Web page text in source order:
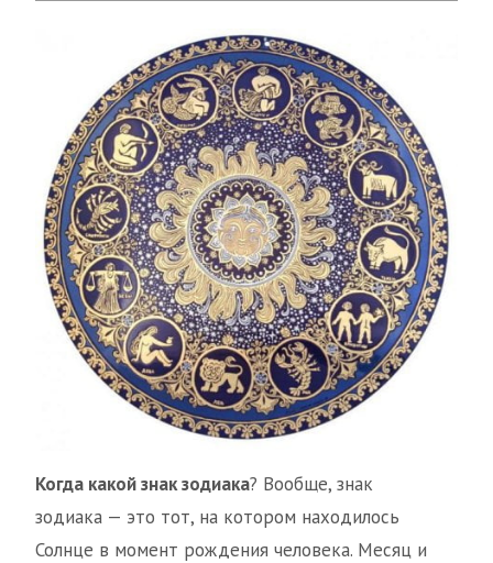
Когда какой знак зодиака? Вообще, знак
зодиака — это тот, на котором находилось
Солнце в момент рождения человека. Месяц и